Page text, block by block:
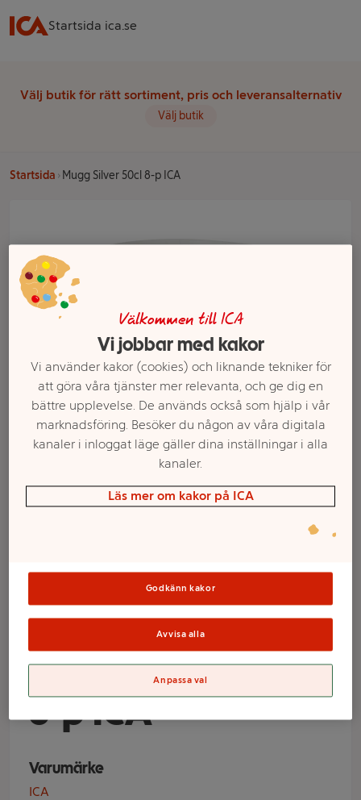
Startsida ica.se
Välj butik för rätt sortiment, pris och leveransalternativ
Välj butik
Startsida Mugg Silver 50cl 8-p ICA
Mugg Silver 50cl
8-p ICA
Varumärke
ICA
Sortimentet kan variera mellan butikerna
Välkommen till ICA
Vi jobbar med kakor
Vi använder kakor (cookies) och liknande tekniker för
att göra våra tjänster mer relevanta, och ge dig en
bättre upplevelse. De används också som hjälp i vår
marknadsföring. Besöker du någon av våra digitala
kanaler i inloggat läge gäller dina inställningar i alla
kanaler.
Läs mer om kakor på ICA
Godkänn kakor
Avvisa alla
Anpassa val